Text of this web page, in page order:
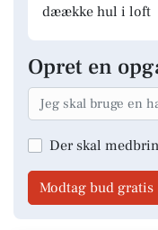
dæække hul i loft
Opret en
Der skal
Modtag bud gratis